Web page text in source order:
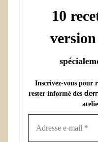
10
Inscrivez-vous pour
rester informé des